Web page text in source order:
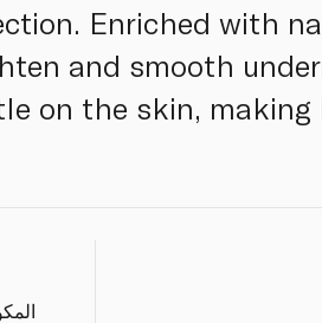
Enriched with
and smooth
on the skin, making